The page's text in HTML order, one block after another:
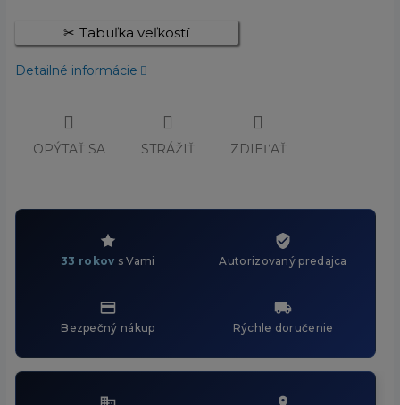
Tabuľka veľkostí
Detailné informácie
OPÝTAŤ SA STRÁŽIŤ ZDIEĽAŤ
33 rokov s Vami Autorizovaný predajca
Bezpečný nákup Rýchle doručenie